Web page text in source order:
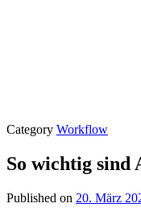
Category Workflow
So wichtig sind
Published on 20. März